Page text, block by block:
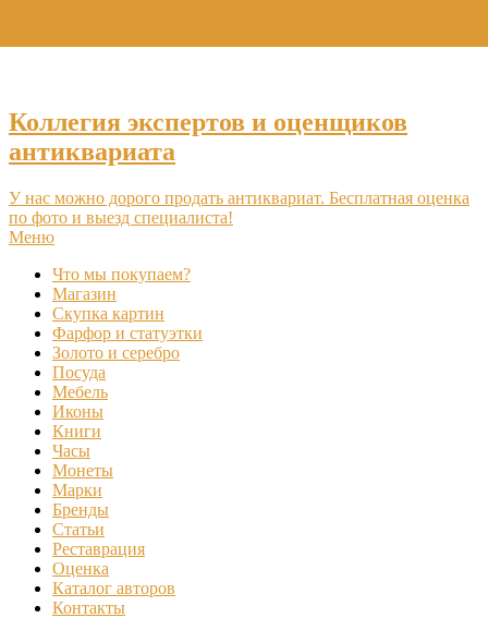
Коллегия экспертов и оценщиков
антиквариата
У нас можно дорого продать антиквариат. Бесплатная оценка
по фото и выезд специалиста!
Меню
Что мы покупаем?
Магазин
Скупка картин
Фарфор и статуэтки
Золото и серебро
Посуда
Мебель
Иконы
Книги
Часы
Монеты
Марки
Бренды
Статьи
Реставрация
Оценка
Каталог авторов
Контакты